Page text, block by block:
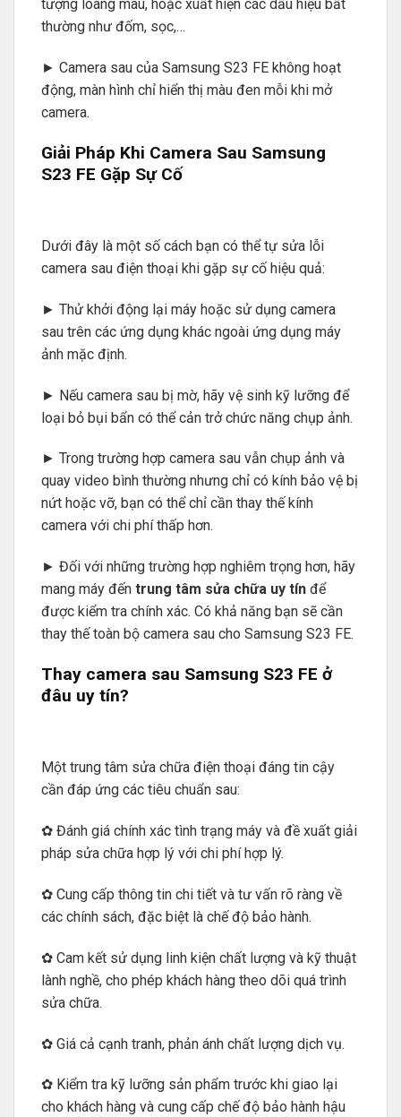
tượng loang màu, hoặc xuất hiện các dấu hiệu bất
thường như đốm, sọc,…
► Camera sau của Samsung S23 FE không hoạt
động, màn hình chỉ hiển thị màu đen mỗi khi mở
camera.
Giải Pháp Khi Camera Sau Samsung
S23 FE Gặp Sự Cố
Dưới đây là một số cách bạn có thể tự sửa lỗi
camera sau điện thoại khi gặp sự cố hiệu quả:
► Thử khởi động lại máy hoặc sử dụng camera
sau trên các ứng dụng khác ngoài ứng dụng máy
ảnh mặc định.
► Nếu camera sau bị mờ, hãy vệ sinh kỹ lưỡng để
loại bỏ bụi bẩn có thể cản trở chức năng chụp ảnh.
► Trong trường hợp camera sau vẫn chụp ảnh và
quay video bình thường nhưng chỉ có kính bảo vệ bị
nứt hoặc vỡ, bạn có thể chỉ cần thay thế kính
camera với chi phí thấp hơn.
► Đối với những trường hợp nghiêm trọng hơn, hãy
mang máy đến trung tâm sửa chữa uy tín để
được kiểm tra chính xác. Có khả năng bạn sẽ cần
thay thế toàn bộ camera sau cho Samsung S23 FE.
Thay camera sau Samsung S23 FE ở
đâu uy tín?
Một trung tâm sửa chữa điện thoại đáng tin cậy
cần đáp ứng các tiêu chuẩn sau:
✿ Đánh giá chính xác tình trạng máy và đề xuất giải
pháp sửa chữa hợp lý với chi phí hợp lý.
✿ Cung cấp thông tin chi tiết và tư vấn rõ ràng về
các chính sách, đặc biệt là chế độ bảo hành.
✿ Cam kết sử dụng linh kiện chất lượng và kỹ thuật
lành nghề, cho phép khách hàng theo dõi quá trình
sửa chữa.
✿ Giá cả cạnh tranh, phản ánh chất lượng dịch vụ.
✿ Kiểm tra kỹ lưỡng sản phẩm trước khi giao lại
cho khách hàng và cung cấp chế độ bảo hành hậu